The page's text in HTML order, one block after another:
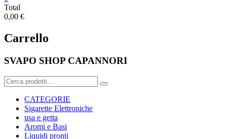
Total
0,00 €
Carrello
SVAPO SHOP CAPANNORI
Cerca:
CATEGORIE
Sigarette Elettroniche
usa e getta
Aromi e Basi
Liquidi pronti